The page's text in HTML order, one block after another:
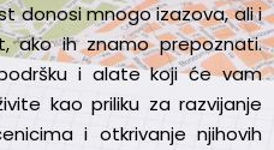
donosi mnogo izazova, ali i
ako ih znamo prepoznati.
i alate koji će vam
kao priliku za razvijanje
i otkrivanje njihovih